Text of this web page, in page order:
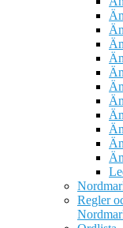
Regler